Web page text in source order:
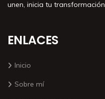
unen, inicia tu transformación
ENLACES
Inicio
Sobre mí